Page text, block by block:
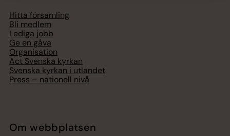
Hitta församling
Bli medlem
Lediga jobb
Ge en gåva
Organisation
Act Svenska kyrkan
Svenska kyrkan i utlandet
Press – nationell nivå
Om webbplatsen